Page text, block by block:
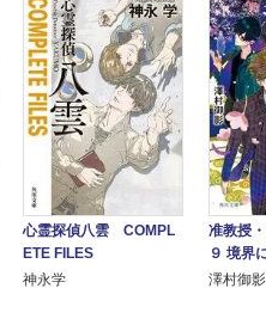
心霊探偵八雲 COMPL
ETE FILES
神永学
准教授
９ 境界
澤村御